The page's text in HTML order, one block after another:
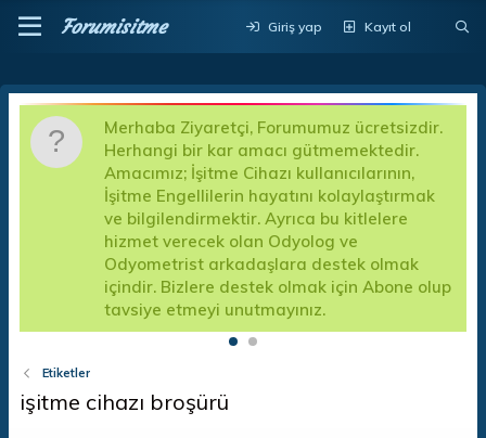
Forumisitme Giriş yap Kayıt ol
Merhaba Ziyaretçi, Forumumuz ücretsizdir.
Herhangi bir kar amacı gütmemektedir.
Amacımız; İşitme Cihazı kullanıcılarının,
İşitme Engellilerin hayatını kolaylaştırmak
ve bilgilendirmektir. Ayrıca bu kitlelere
hizmet verecek olan Odyolog ve
Odyometrist arkadaşlara destek olmak
içindir. Bizlere destek olmak için Abone olup
tavsiye etmeyi unutmayınız.
Etiketler
işitme cihazı broşürü